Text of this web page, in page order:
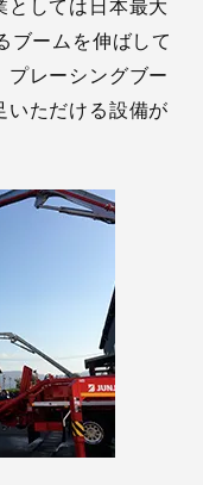
としては日本最大
ブームを伸ばして
プレーシングブー
いただける設備が